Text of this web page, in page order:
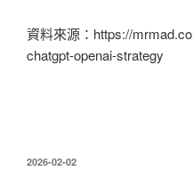
資料來源：https://
chatgpt-openai-strategy
發
2026-02-02